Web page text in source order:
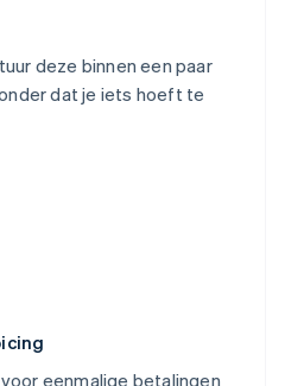
deze binnen een paar
dat je iets hoeft te
eenmalige betalingen